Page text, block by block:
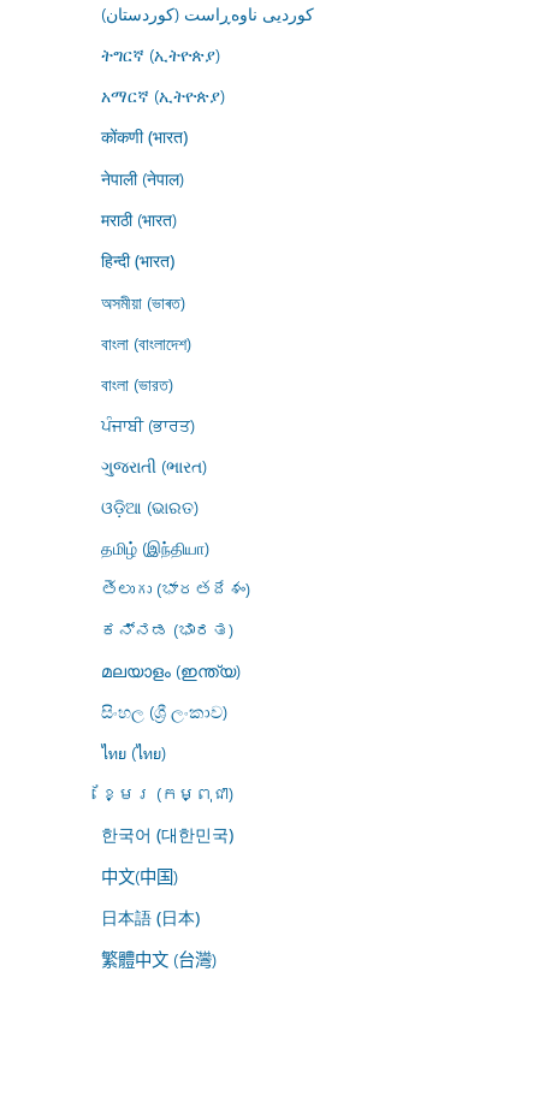
کوردیی ناوەڕاست (کوردستان)
ትግርኛ (ኢትዮጵያ)
አማርኛ (ኢትዮጵያ)
कोंकणी (भारत)
नेपाली (नेपाल)
मराठी (भारत)
हिन्दी (भारत)
অসমীয়া (ভাৰত)
বাংলা (বাংলাদেশ)
বাংলা (ভারত)
ਪੰਜਾਬੀ (ਭਾਰਤ)
ગુજરાતી (ભારત)
ଓଡ଼ିଆ (ଭାରତ)
தமிழ் (இந்தியா)
తెలుగు (భారతదేశం)
ಕನ್ನಡ (ಭಾರತ)
മലയാളം (ഇന്ത്യ)
සිංහල (ශ්‍රී ලංකාව)
ไทย (ไทย)
ខ្មែរ (កម្ពុជា)
한국어 (대한민국)
中文(中国)
日本語 (日本)
繁體中文 (台灣)